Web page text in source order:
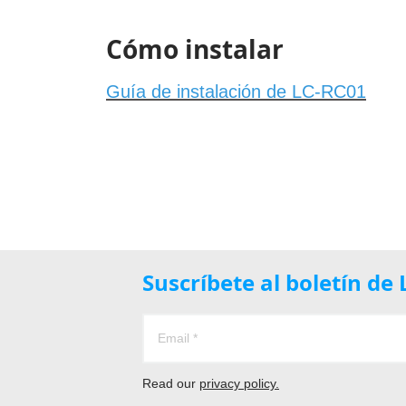
Cómo instalar
Guía de instalación de LC-RC01
Suscríbete al boletín de
Read our privacy policy.